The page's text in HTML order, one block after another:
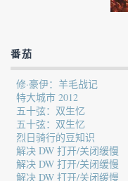
番茄
修·豪伊：羊毛战记
特大城市 2012
五十弦：双生忆
五十弦：双生忆
烈日骑行的豆知识
解决 DW 打开/关闭缓慢
解决 DW 打开/关闭缓慢
解决 DW 打开/关闭缓慢